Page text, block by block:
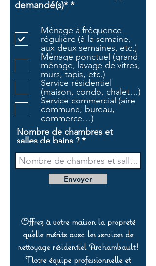
demandé(s)* *O
g
a
t
o
i
r
e
Ménage à fréquence
régulière (à la semaine,
aux deux semaines, etc.)
Ménage ponctuel (grand
ménage, lavage de vitres,
murs, tapis, etc.)
Service résidentiel
(maison, condo, chalet…)
Service commercial (aire
commune, bureau,
commerce…)
Nombre de chambres et
salles de bains ?
Envoyer
Offrez à votre maison la propreté
qu’elle mérite avec les services de
nettoyage résidentiel Archambault !
Notre équipe professionnelle et